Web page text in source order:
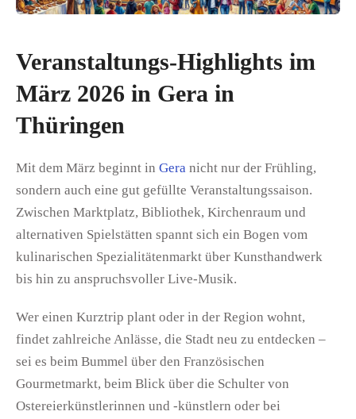
Veranstaltungs-Highlights im
März 2026 in Gera in
Thüringen
Mit dem März beginnt in Gera nicht nur der Frühling,
sondern auch eine gut gefüllte Veranstaltungssaison.
Zwischen Marktplatz, Bibliothek, Kirchenraum und
alternativen Spielstätten spannt sich ein Bogen vom
kulinarischen Spezialitätenmarkt über Kunsthandwerk
bis hin zu anspruchsvoller Live-Musik.
Wer einen Kurztrip plant oder in der Region wohnt,
findet zahlreiche Anlässe, die Stadt neu zu entdecken –
sei es beim Bummel über den Französischen
Gourmetmarkt, beim Blick über die Schulter von
Ostereierkünstlerinnen und ‑künstlern oder bei